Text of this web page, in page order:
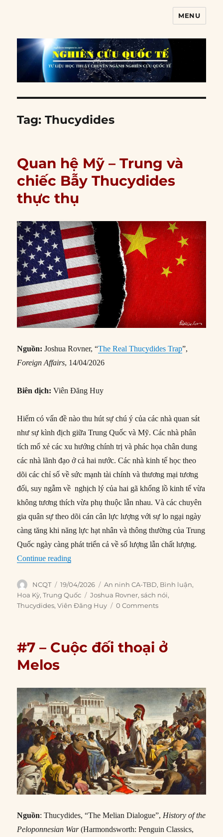
MENU
Tag:Thucydides
Quan hệ Mỹ – Trung và
chiếc Bẫy Thucydides
thực thụ
Nguồn:Joshua Rovner, “The Real Thucydides Trap”,
Foreign Affairs, 14/04/2026
Biên dịch:Viên Đăng Huy
Hiếm có vấn đề nào thu hút sự chú ý của các nhà quan sát
như sự kình địch giữa Trung Quốc và Mỹ. Các nhà phân
tích mổ xẻ các xu hướng chính trị và phác họa chân dung
các nhà lãnh đạo ở cả hai nước. Các nhà kinh tế học theo
dõi các chỉ số về sức mạnh tài chính và thương mại tương
đối, suy ngẫm về nghịch lý của hai gã khổng lồ kinh tế vừa
không tương thích vừa phụ thuộc lẫn nhau. Và các chuyên
gia quân sự theo dõi cán cân lực lượng với sự lo ngại ngày
càng tăng khi năng lực hạt nhân và thông thường của Trung
Quốc ngày càng phát triển cả về số lượng lẫn chất lượng.
Continue reading“Quan hệ Mỹ – Trung và chiếc Bẫy
Author
NCQT
Posted
on
19/04/2026 Categories
An ninh CA-TBD, Bình luận,
Hoa Kỳ,Trung Quốc Tags
Joshua Rovner,sách nói,
Thucydides,Viên Đăng Huy 0 Comments
#7 – Cuộc đối thoại ở
Melos
Nguồn: Thucydides, “The Melian Dialogue”, History of the
Peloponnesian War(Harmondsworth: Penguin Classics,